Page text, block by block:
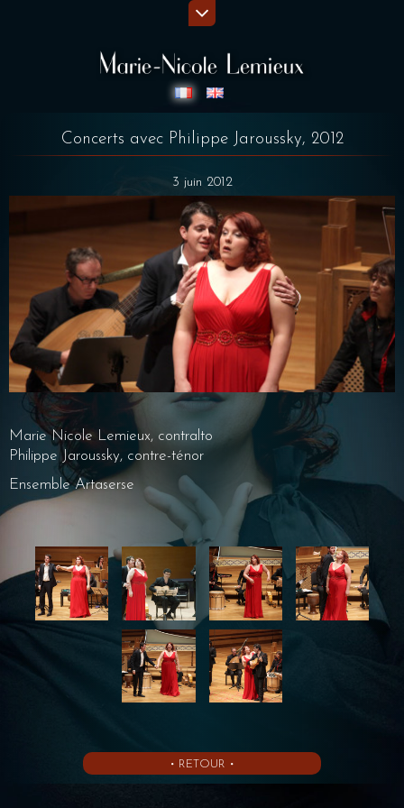
Concerts avec Philippe Jaroussky, 2012
3 juin 2012
Marie Nicole Lemieux, contralto
Philippe Jaroussky, contre-ténor
Ensemble Artaserse
• RETOUR •